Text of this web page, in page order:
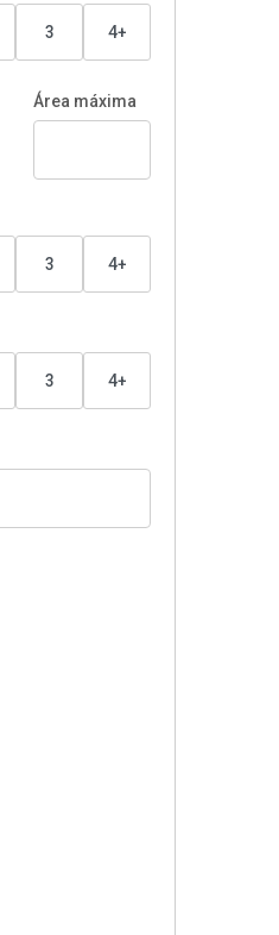
3 4+
Área máxima
3 4+
3 4+